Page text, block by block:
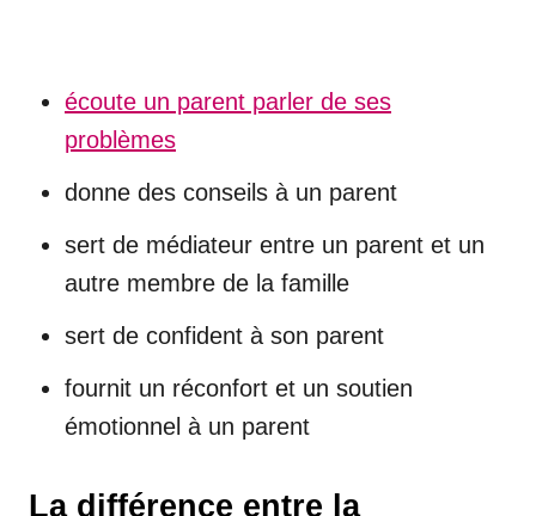
écoute un parent parler de ses
problèmes
donne des conseils à un parent
sert de médiateur entre un parent et un
autre membre de la famille
sert de confident à son parent
fournit un réconfort et un soutien
émotionnel à un parent
La différence entre la